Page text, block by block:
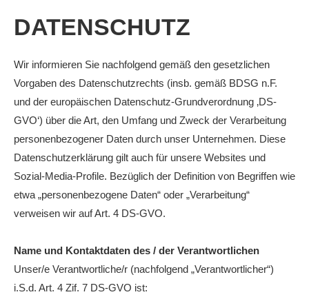
Das Clubhaus
Mitgliedschaft
Downloads
Bespannungsservice
Die Geschichte
Die Sponsoren
Die Fotos
Punktspiele
Punktspiele Wintersaison 2025/2026
DATENSCHUTZ
Wir informieren Sie nachfolgend gemäß den gesetzlichen
Vorgaben des Datenschutzrechts (insb. gemäß BDSG n.F.
und der europäischen Datenschutz-Grundverordnung ‚DS-
GVO‘) über die Art, den Umfang und Zweck der Verarbeitung
personenbezogener Daten durch unser Unternehmen. Diese
Datenschutzerklärung gilt auch für unsere Websites und
Sozial-Media-Profile. Bezüglich der Definition von Begriffen wie
etwa „personenbezogene Daten“ oder „Verarbeitung“
verweisen wir auf Art. 4 DS-GVO.
Name und Kontaktdaten des / der Verantwortlichen
Unser/e Verantwortliche/r (nachfolgend „Verantwortlicher“)
i.S.d. Art. 4 Zif. 7 DS-GVO ist: